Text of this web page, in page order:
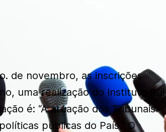
de novembro, as inscrições
uma realização do Instituto Rui
é: “A atuação dos Tribunais
públicas do País.” O